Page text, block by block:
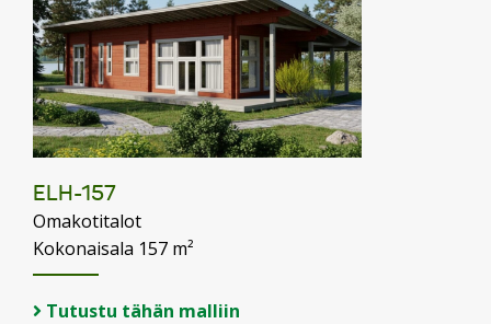
ELH-157
Omakotitalot
Kokonaisala 157 m²
Tutustu tähän malliin